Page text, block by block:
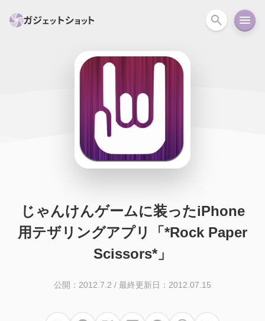
PC関連
スマートホーム アクションカメラ
iPad Android
じゃんけんゲームに装ったiPhone
用テザリングアプリ「*Rock Paper
Scissors*」
公開：2012.7.2 / 最終更新日：2012.07.15